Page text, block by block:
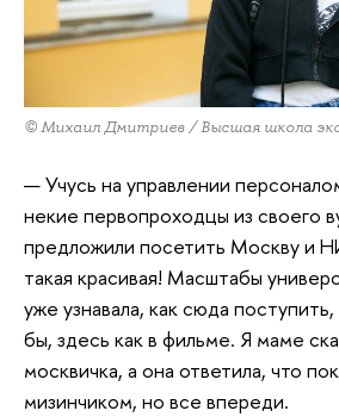
© Михаил Дмитриев / Высшая школа
— Учусь на управлении
некие первопроходцы из своего
предложили посетить Москву и
такая красивая! Масштабы
уже узнавала, как сюда
бы, здесь как в фильме. Я маме
москвичка, а она ответила, что
мизинчиком, но все впереди.